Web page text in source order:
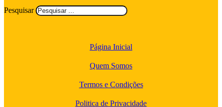
Pesquisar
Página Inicial
Quem Somos
Termos e Condições
Politica de Privacidade